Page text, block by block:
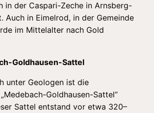
in der Caspari-Zeche in Arnsberg-
Auch in Eimelrod, in der Gemeinde
im Mittelalter nach Gold
Goldhausen-Sattel
unter Geologen ist die
Goldhausen-Sattel“
Sattel entstand vor etwa 320–